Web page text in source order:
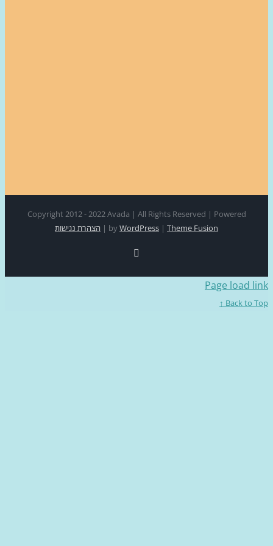
Copyright 2012 - 2022 Avada | All Rights Reserved |
byWordPress|Theme Fusion
|הצהרת נגישות
Facebook
Page